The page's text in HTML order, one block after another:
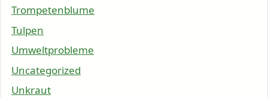
Trompetenblume
Tulpen
Umweltprobleme
Uncategorized
Unkraut